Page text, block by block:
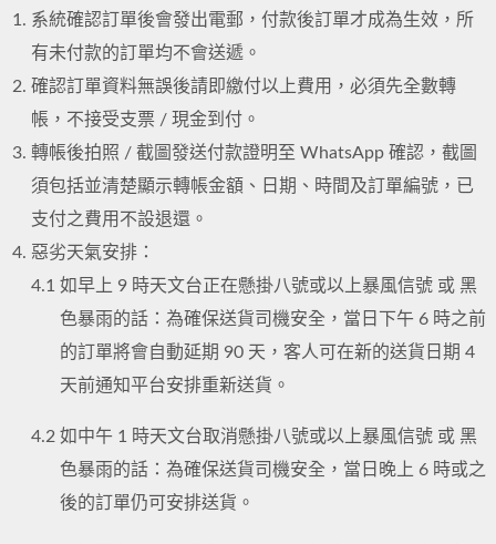
系統確認訂單後會發出電郵，付款後訂單才成為生效，所
有未付款的訂單均不會送遞。
確認訂單資料無誤後請即繳付以上費用，必須先全數轉
帳，不接受支票 / 現金到付。
轉帳後拍照 / 截圖發送付款證明至 WhatsApp 確認，截圖
須包括並清楚顯示轉帳金額、日期、時間及訂單編號，已
支付之費用不設退還。
惡劣天氣安排：
4.1 如早上 9 時天文台正在懸掛八號或以上暴風信號 或 黑
色暴雨的話：為確保送貨司機安全，當日下午 6 時之前
的訂單將會自動延期 90 天，客人可在新的送貨日期 4
天前通知平台安排重新送貨。
4.2 如中午 1 時天文台取消懸掛八號或以上暴風信號 或 黑
色暴雨的話：為確保送貨司機安全，當日晚上 6 時或之
後的訂單仍可安排送貨。